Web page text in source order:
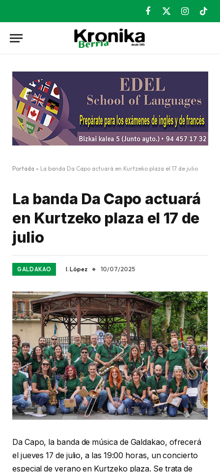
Facebook
X
Instagram
Portada » La banda Da Capo actuará en Kurtzeko plaza el 17 de julio
La banda Da Capo actuará
en Kurtzeko plaza el 17 de
julio
GALDAKAO I. López 10/07/2025
Da Capo, la banda de música de Galdakao, ofrecerá
el jueves 17 de julio, a las 19:00 horas, un concierto
especial de verano en Kurtzeko plaza. Se trata de